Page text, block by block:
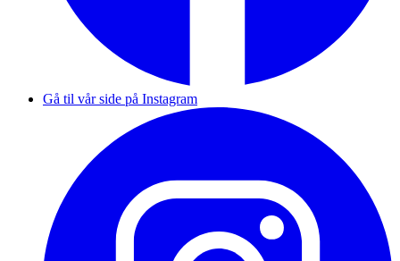
Gå til vår side på Instagram